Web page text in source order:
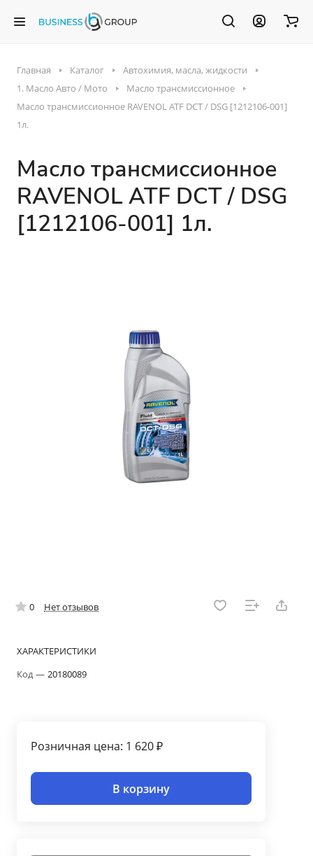
Главная Каталог
Автохимия, масла, жидкости
1. Масло Авто / Мото
Масло трансмиссионное
Масло трансмиссионное RAVENOL ATF DCT / DSG [1212106-001]
1л.
Масло трансмиссионное
RAVENOL ATF DCT / DSG
[1212106-001] 1л.
0 Нет отзывов
ХАРАКТЕРИСТИКИ
Код— 20180089
Розничная цена: 1 620 ₽
В корзину